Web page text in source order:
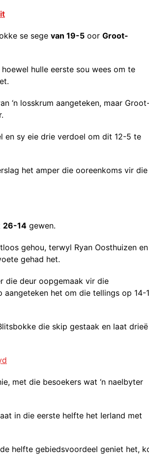
se sege van 19-5 oor Groot-
hulle eerste sou wees om te
‘n losskrum aangeteken, maar
en sy eie drie verdoel om dit 12-5 te
het amper die ooreenkoms vir die
26-14 gewen.
gehou, terwyl Ryan Oosthuizen en
gehad het.
die deur oopgemaak vir die
aangeteken het om die tellings op 14-
die skip gestaak en laat drieë
met die besoekers wat ‘n naelbyter
in die eerste helfte het Ierland met
helfte gebiedsvoordeel geniet het,